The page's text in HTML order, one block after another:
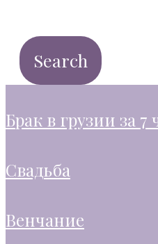
брак в грузии за 7
свадьба
венчание